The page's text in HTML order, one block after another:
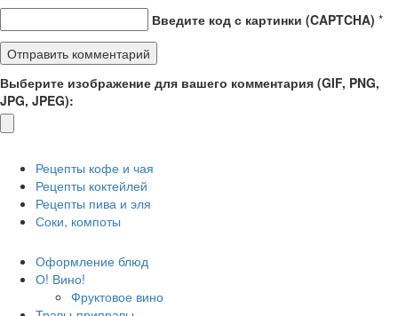
Введите код с картинки (CAPTCHA) *
Выберите изображение для вашего комментария (GIF, PNG,
JPG, JPEG):
Рецепты кофе и чая
Рецепты коктейлей
Рецепты пива и эля
Соки, компоты
Оформление блюд
О! Вино!
Фруктовое вино